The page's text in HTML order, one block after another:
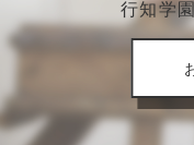
行知学